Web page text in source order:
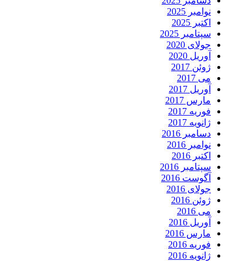
نوامبر 2025
اکتبر 2025
سپتامبر 2025
جولای 2020
آوریل 2020
ژوئن 2017
می 2017
آوریل 2017
مارس 2017
فوریه 2017
ژانویه 2017
دسامبر 2016
نوامبر 2016
اکتبر 2016
سپتامبر 2016
آگوست 2016
جولای 2016
ژوئن 2016
می 2016
آوریل 2016
مارس 2016
فوریه 2016
ژانویه 2016